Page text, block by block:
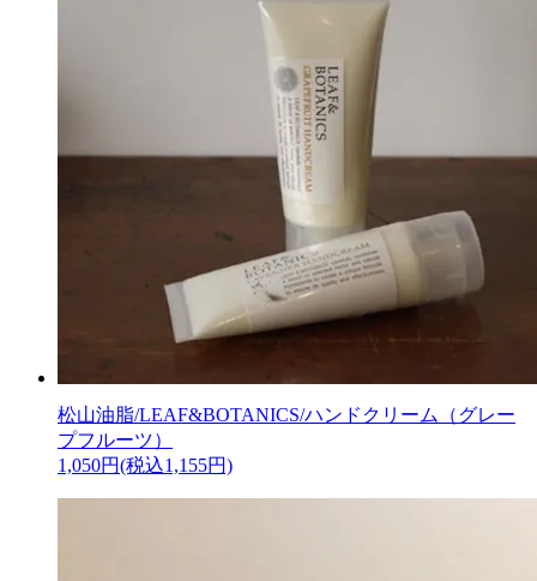
松山油脂/LEAF&BOTANICS/ハンドクリーム（グレー
プフルーツ）
1,050円(税込1,155円)